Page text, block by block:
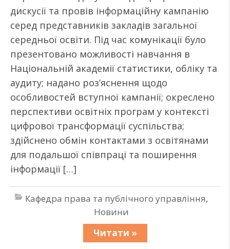
дискусії та провів інформаційну кампанію
серед представників закладів загальної
середньої освіти. Під час комунікації було
презентовано можливості навчання в
Національній академії статистики, обліку та
аудиту; надано роз’яснення щодо
особливостей вступної кампанії; окреслено
перспективи освітніх програм у контексті
цифрової трансформації суспільства;
здійснено обмін контактами з освітянами
для подальшої співпраці та поширення
інформації […]
Кафедра права та публічного управління,
Новини
Читати »